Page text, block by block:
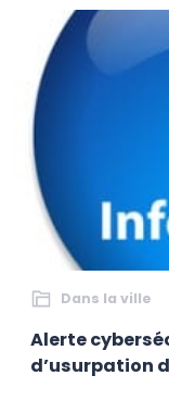
Dans la ville
Alerte
d’usurpation